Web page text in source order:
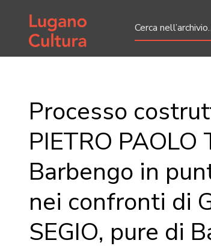
Home page
Processo
PIETRO PAOLO
Barbengo in
nei confronti di
SEGIO, pure di